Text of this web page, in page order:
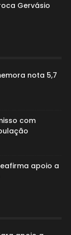
Gervásio
nota 5,7
com
apoio a